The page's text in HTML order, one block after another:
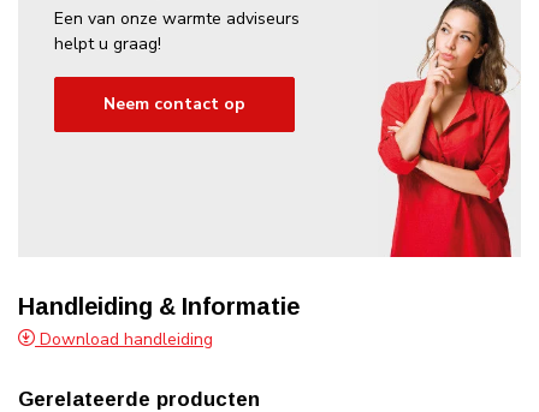
Een van onze warmte adviseurs
helpt u graag!
Neem contact op
Handleiding & Informatie
Download handleiding
Gerelateerde producten